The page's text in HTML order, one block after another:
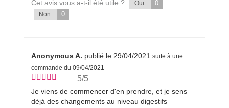
Cet avis vous a-t-il été utile ? Oui 0
Non 0
Anonymous A. publié le 29/04/2021 suite à une
commande du 09/04/2021
5/5
Je viens de commencer d'en prendre, et je sens
déjà des changements au niveau digestifs